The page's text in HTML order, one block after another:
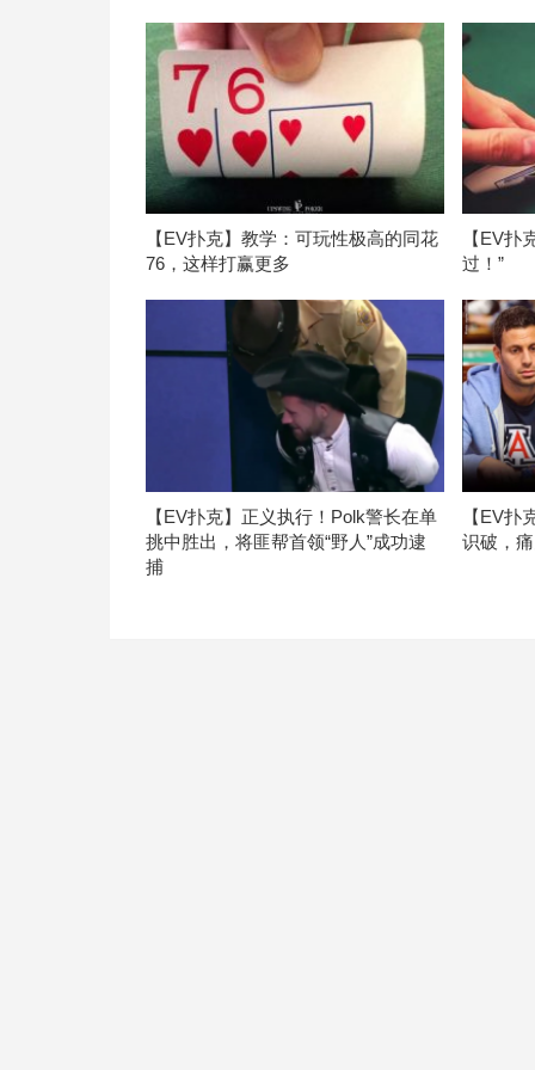
【EV扑克】教学：可玩性极高的同花
76，这样打赢更多
【EV扑
过！”
【EV扑克】正义执行！Polk警长在单
挑中胜出，将匪帮首领“野人”成功逮
捕
【EV扑
识破，